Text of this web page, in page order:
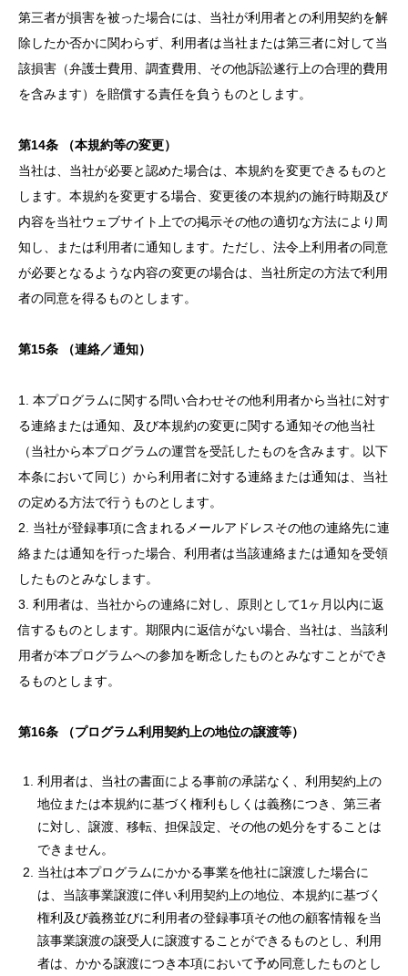
第三者が損害を被った場合には、当社が利用者との利用契約を解
除したか否かに関わらず、利用者は当社または第三者に対して当
該損害（弁護士費用、調査費用、その他訴訟遂行上の合理的費用
を含みます）を賠償する責任を負うものとします。
第14条
（本規約等の変更）
当社は、当社が必要と認めた場合は、本規約を変更できるものと
します。本規約を変更する場合、変更後の本規約の施行時期及び
内容を当社ウェブサイト上での掲示その他の適切な方法により周
知し、または利用者に通知します。ただし、法令上利用者の同意
が必要となるような内容の変更の場合は、当社所定の方法で利用
者の同意を得るものとします。
第15条 （連絡／通知）
1. 本プログラムに関する問い合わせその他利用者から当社に対す
る連絡または通知、及び本規約の変更に関する通知その他当社
（当社から本プログラムの運営を受託したものを含みます。以下
本条において同じ）から利用者に対する連絡または通知は、当社
の定める方法で行うものとします。
2. 当社が登録事項に含まれるメールアドレスその他の連絡先に連
絡または通知を行った場合、利用者は当該連絡または通知を受領
したものとみなします。
3. 利用者は、当社からの連絡に対し、原則として1ヶ月以内に返
信するものとします。期限内に返信がない場合、当社は、当該利
用者が本プログラムへの参加を断念したものとみなすことができ
るものとします。
第16条 （プログラム利用契約上の地位の譲渡等）
利用者は、当社の書面による事前の承諾なく、利用契約上の
地位または本規約に基づく権利もしくは義務につき、第三者
に対し、譲渡、移転、担保設定、その他の処分をすることは
できません。
当社は本プログラムにかかる事業を他社に譲渡した場合に
は、当該事業譲渡に伴い利用契約上の地位、本規約に基づく
権利及び義務並びに利用者の登録事項その他の顧客情報を当
該事業譲渡の譲受人に譲渡することができるものとし、利用
者は、かかる譲渡につき本項において予め同意したものとし